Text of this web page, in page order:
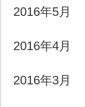
2016年5月
2016年4月
2016年3月